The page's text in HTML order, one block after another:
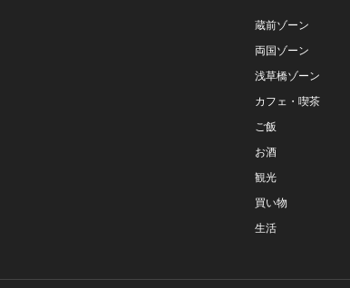
蔵前ゾーン
両国ゾーン
浅草橋ゾーン
カフェ・喫茶
ご飯
お酒
観光
買い物
生活